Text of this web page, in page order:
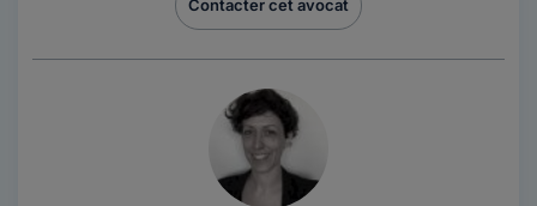
Contacter cet avocat